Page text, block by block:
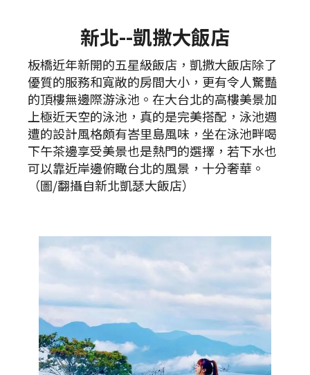
新北--凱撒大飯店
板橋近年新開的五星級飯店，凱撒大飯店除了
優質的服務和寬敞的房間大小，更有令人驚豔
的頂樓無邊際游泳池。在大台北的高樓美景加
上極近天空的泳池，真的是完美搭配，泳池週
遭的設計風格頗有峇里島風味，坐在泳池畔喝
下午茶邊享受美景也是熱門的選擇，若下水也
可以靠近岸邊俯瞰台北的風景，十分奢華。
（圖/翻攝自新北凱瑟大飯店）